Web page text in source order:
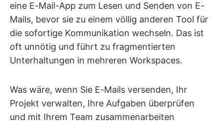
eine E-Mail-App zum Lesen und Senden von E-
Mails, bevor sie zu einem völlig anderen Tool für
die sofortige Kommunikation wechseln. Das ist
oft unnötig und führt zu fragmentierten
Unterhaltungen in mehreren Workspaces.
Was wäre, wenn Sie E-Mails versenden, Ihr
Projekt verwalten, Ihre Aufgaben überprüfen
und mit Ihrem Team zusammenarbeiten